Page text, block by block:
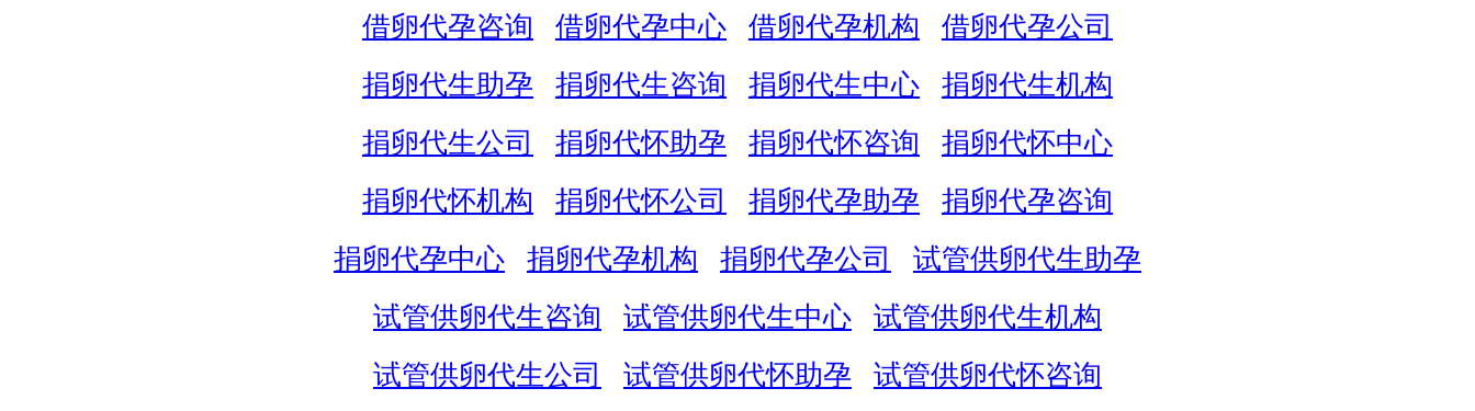
借卵代孕咨询
借卵代孕中心 借卵代孕机构
借卵代孕公司
捐卵代生助孕
捐卵代生咨询 捐卵代生中心
捐卵代生机构
捐卵代生公司
捐卵代怀助孕 捐卵代怀咨询
捐卵代怀中心
捐卵代怀机构
捐卵代怀公司 捐卵代孕助孕
捐卵代孕咨询
捐卵代孕中心
捐卵代孕机构 捐卵代孕公司
试管供卵代生助孕
试管供卵代生咨询
试管供卵代生中心
试管供卵代生机构
试管供卵代生公司
试管供卵代怀助孕
试管供卵代怀咨询